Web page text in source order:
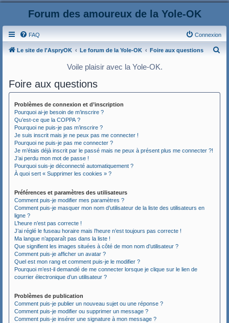
Forum des amoureux de la Yole-OK
FAQ Connexion
Le site de l'AspryOK Le forum de la Yole-OK Foire aux questions
Voile plaisir avec la Yole-OK.
Foire aux questions
Problèmes de connexion et d’inscription
Pourquoi ai-je besoin de m’inscrire ?
Qu’est-ce que la COPPA ?
Pourquoi ne puis-je pas m’inscrire ?
Je suis inscrit mais je ne peux pas me connecter !
Pourquoi ne puis-je pas me connecter ?
Je m’étais déjà inscrit par le passé mais ne peux à présent plus me connecter ?!
J’ai perdu mon mot de passe !
Pourquoi suis-je déconnecté automatiquement ?
À quoi sert « Supprimer les cookies » ?
Préférences et paramètres des utilisateurs
Comment puis-je modifier mes paramètres ?
Comment puis-je masquer mon nom d’utilisateur de la liste des utilisateurs en
ligne ?
L’heure n’est pas correcte !
J’ai réglé le fuseau horaire mais l’heure n’est toujours pas correcte !
Ma langue n’apparaît pas dans la liste !
Que signifient les images situées à côté de mon nom d’utilisateur ?
Comment puis-je afficher un avatar ?
Quel est mon rang et comment puis-je le modifier ?
Pourquoi m’est-il demandé de me connecter lorsque je clique sur le lien de
courrier électronique d’un utilisateur ?
Problèmes de publication
Comment puis-je publier un nouveau sujet ou une réponse ?
Comment puis-je modifier ou supprimer un message ?
Comment puis-je insérer une signature à mon message ?